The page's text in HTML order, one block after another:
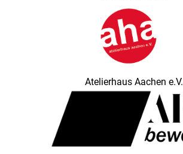
Atelierhaus Aachen e.V.